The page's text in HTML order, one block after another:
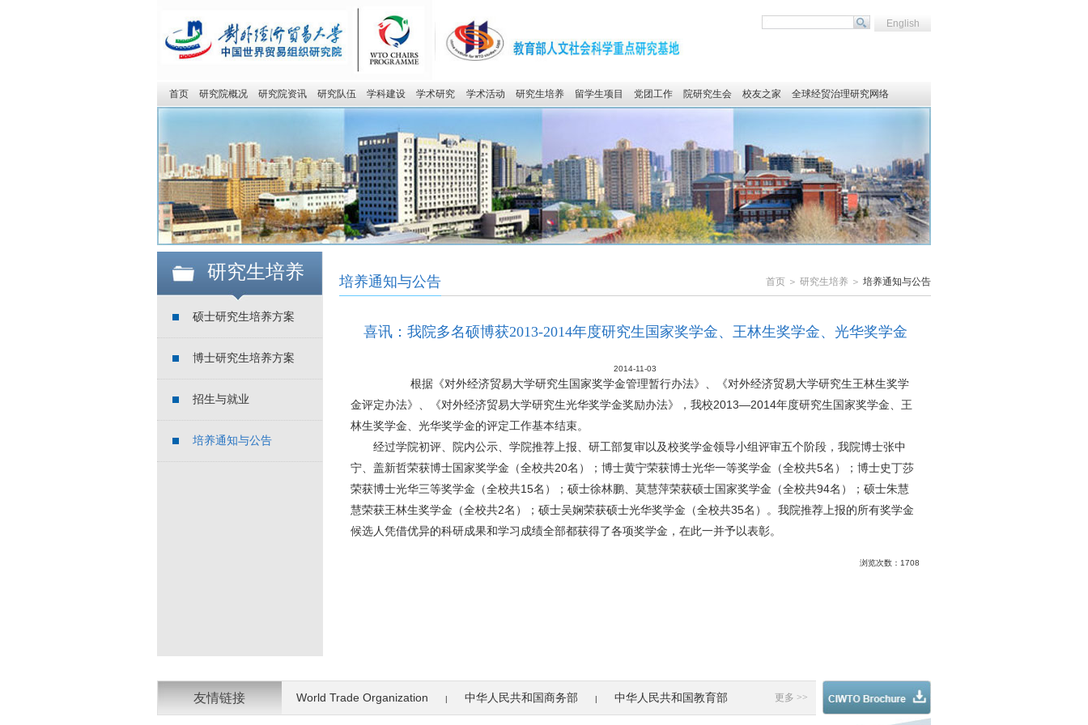
English
首页 研究院概况 研究院资讯 研究队伍 学科建设 学术研究 学术活动 研究生培养 留学生项目 党团工作 院研究生会 校友之家 全球经贸治理研究网络
研究生培养
硕士研究生培养方案
博士研究生培养方案
招生与就业
培养通知与公告
培养通知与公告 首页 ＞ 研究生培养 ＞ 培养通知与公告
喜讯：我院多名硕博获2013-2014年度研究生国家奖学金、王林生奖学金、光华奖学金
2014-11-03
根据《对外经济贸易大学研究生国家奖学金管理暂行办法》、《对外经济贸易大学研究生王林生奖学
金评定办法》、《对外经济贸易大学研究生光华奖学金奖励办法》，我校2013—2014年度研究生国家奖学金、王
林生奖学金、光华奖学金的评定工作基本结束。
经过学院初评、院内公示、学院推荐上报、研工部复审以及校奖学金领导小组评审五个阶段，我院博士张中
宁、盖新哲荣获博士国家奖学金（全校共20名）；博士黄宁荣获博士光华一等奖学金（全校共5名）；博士史丁莎
荣获博士光华三等奖学金（全校共15名）；硕士徐林鹏、莫慧萍荣获硕士国家奖学金（全校共94名）；硕士朱慧
慧荣获王林生奖学金（全校共2名）；硕士吴娴荣获硕士光华奖学金（全校共35名）。我院推荐上报的所有奖学金
候选人凭借优异的科研成果和学习成绩全部都获得了各项奖学金，在此一并予以表彰。
浏览次数： 1708
友情链接 World Trade Organization 中华人民共和国商务部 中华人民共和国教育部 更多 >>